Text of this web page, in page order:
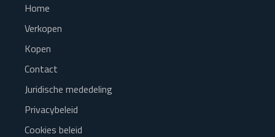
Home
Verkopen
Kopen
Contact
Juridische mededeling
Privacybeleid
Cookies beleid